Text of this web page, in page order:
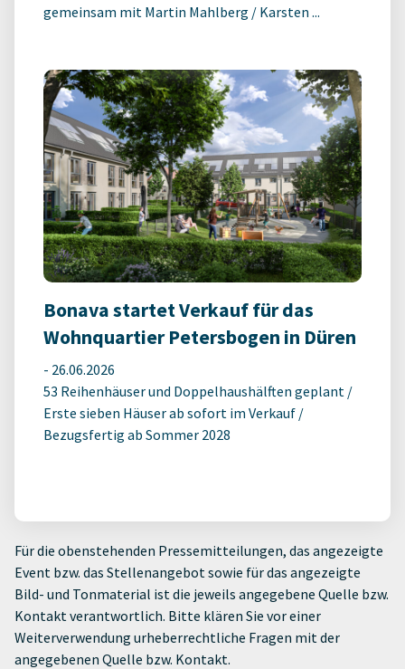
gemeinsam mit Martin Mahlberg / Karsten ...
Bonava startet Verkauf für das
Wohnquartier Petersbogen in Düren
- 26.06.2026
53 Reihenhäuser und Doppelhaushälften geplant /
Erste sieben Häuser ab sofort im Verkauf /
Bezugsfertig ab Sommer 2028
Für die obenstehenden Pressemitteilungen, das angezeigte
Event bzw. das Stellenangebot sowie für das angezeigte
Bild- und Tonmaterial ist die jeweils angegebene Quelle bzw.
Kontakt verantwortlich. Bitte klären Sie vor einer
Weiterverwendung urheberrechtliche Fragen mit der
angegebenen Quelle bzw. Kontakt.